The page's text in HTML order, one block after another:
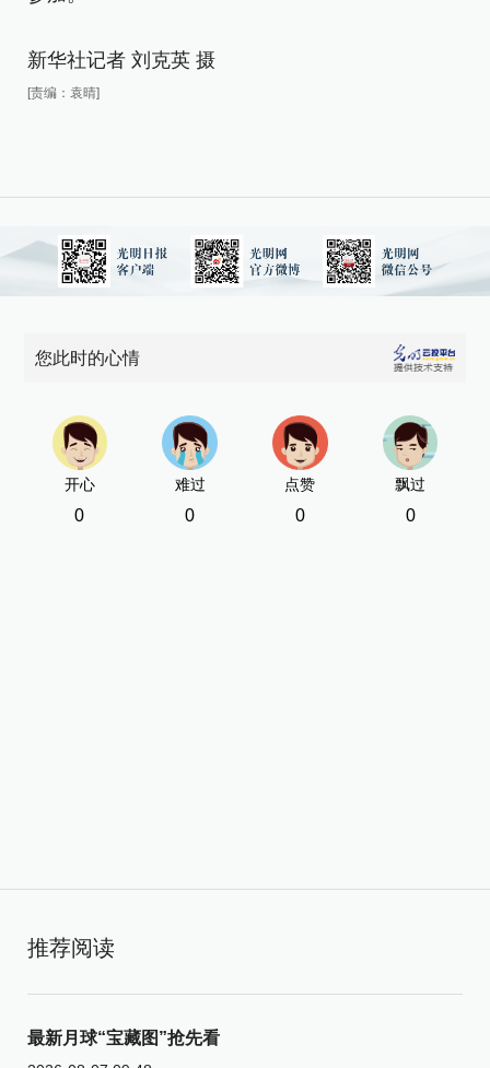
新华社记者 刘克英 摄
[责编：袁晴]
您此时的心情
开心
0
难过
0
点赞
0
飘过
0
推荐阅读
最新月球“宝藏图”抢先看